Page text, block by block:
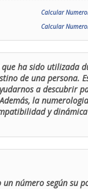
Calcular
Calcular
ha sido utilizada
de una persona.
a descubrir
la
y
número según su